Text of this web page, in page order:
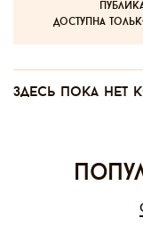
доступна
Здесь пока нет